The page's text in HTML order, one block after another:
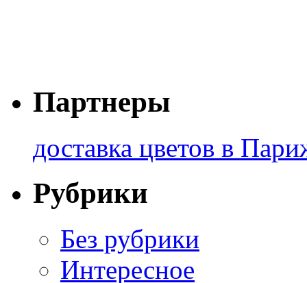
Партнеры
доставка цветов в
Рубрики
Без рубрики
Интересное